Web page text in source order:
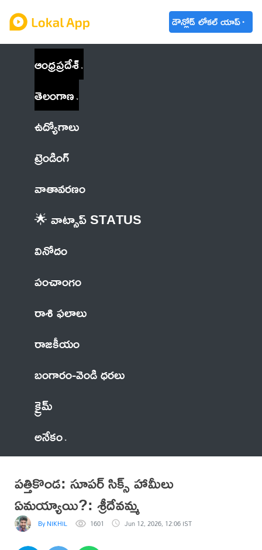
డౌన్లోడ్ లోకల్ యాప్
ఆంధ్రప్రదేశ్
తెలంగాణ
ఉద్యోగాలు
ట్రెండింగ్
వాతావరణం
🌟 వాట్సాప్ STATUS
వినోదం
పంచాంగం
రాశి ఫలాలు
రాజకీయం
బంగారం-వెండి ధరలు
క్రైమ్
అనేకం
పత్తికొండ: సూపర్ సిక్స్ హామీలు
ఏమయ్యాయి?: శ్రీదేవమ్మ
By NIKHIL 1601 Jun 12, 2026, 12:06 IST